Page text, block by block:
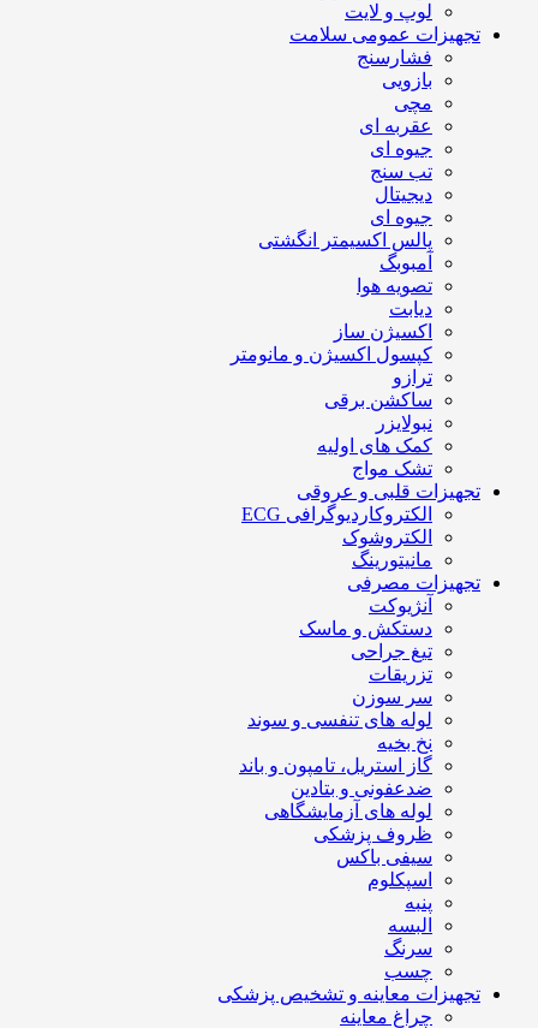
لوپ و لایت
تجهیزات عمومی سلامت
فشارسنج
بازویی
مچی
عقربه ای
جیوه ای
تب سنج
دیجیتال
جیوه ای
پالس اکسیمتر انگشتی
آمبوبگ
تصویه هوا
دیابت
اکسیژن ساز
کپسول اکسیژن و مانومتر
ترازو
ساکشن برقی
نبولایزر
کمک های اولیه
تشک مواج
تجهیزات قلبی و عروقی
الکتروکاردیوگرافی ECG
الکتروشوک
مانیتورینگ
تجهیزات مصرفی
آنژیوکت
دستکش و ماسک
تیغ جراحی
تزریقات
سر سوزن
لوله های تنفسی و سوند
نخ بخیه
گاز استریل، تامپون و باند
ضدعفونی و بتادین
لوله های آزمایشگاهی
ظروف پزشکی
سیفی باکس
اسپکلوم
پنبه
البسه
سرنگ
چسب
تجهیزات معاینه و تشخیص پزشکی
چراغ معاینه